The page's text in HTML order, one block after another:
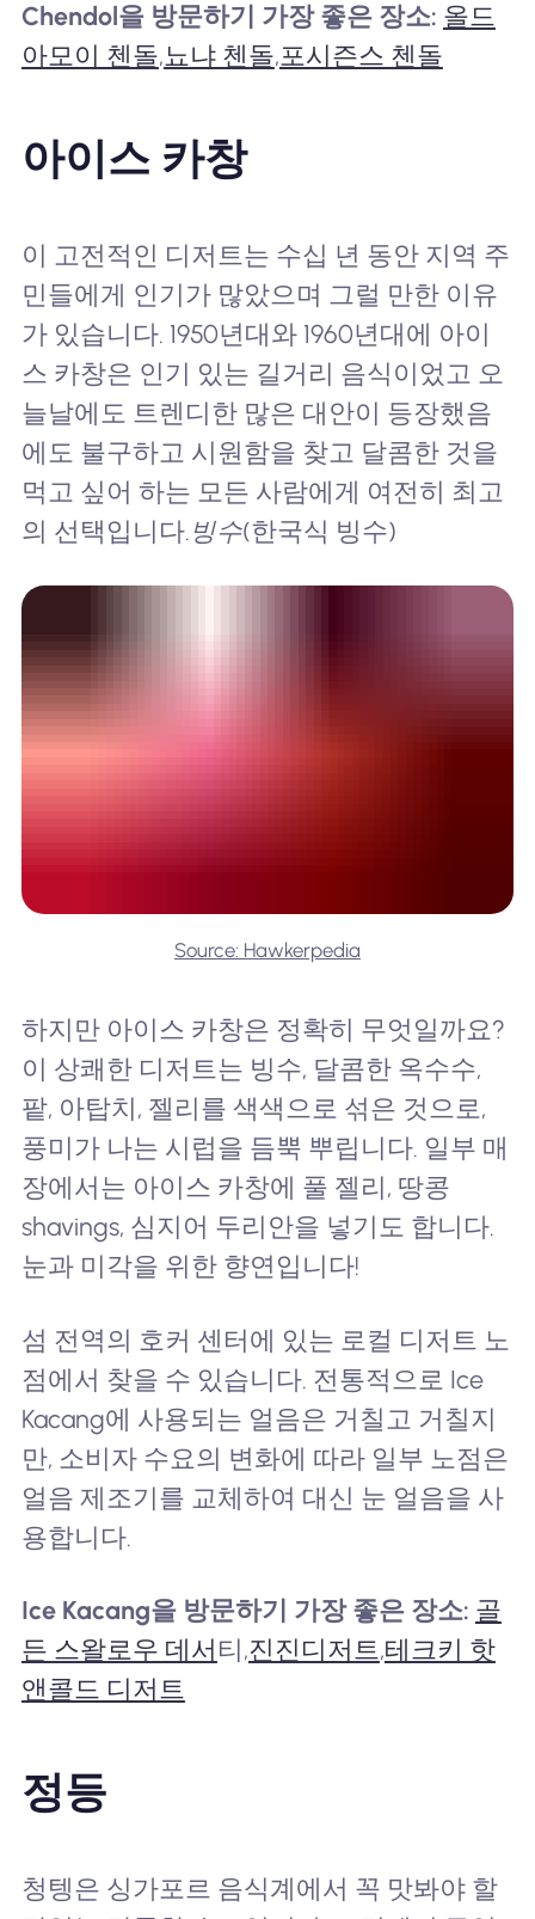
Chendol을 방문하기 가장 좋은 장소: 올드
아모이 첸돌,뇨냐 첸돌,포시즌스 첸돌
아이스 카창
이 고전적인 디저트는 수십 년 동안 지역 주
민들에게 인기가 많았으며 그럴 만한 이유
가 있습니다. 1950년대와 1960년대에 아이
스 카창은 인기 있는 길거리 음식이었고 오
늘날에도 트렌디한 많은 대안이 등장했음
에도 불구하고 시원함을 찾고 달콤한 것을
먹고 싶어 하는 모든 사람에게 여전히 최고
의 선택입니다. 빙수(한국식 빙수)
Source: Hawkerpedia
하지만 아이스 카창은 정확히 무엇일까요?
이 상쾌한 디저트는 빙수, 달콤한 옥수수,
팥, 아탑치, 젤리를 색색으로 섞은 것으로,
풍미가 나는 시럽을 듬뿍 뿌립니다. 일부 매
장에서는 아이스 카창에 풀 젤리, 땅콩
shavings, 심지어 두리안을 넣기도 합니다.
눈과 미각을 위한 향연입니다!
섬 전역의 호커 센터에 있는 로컬 디저트 노
점에서 찾을 수 있습니다. 전통적으로 Ice
Kacang에 사용되는 얼음은 거칠고 거칠지
만, 소비자 수요의 변화에 따라 일부 노점은
얼음 제조기를 교체하여 대신 눈 얼음을 사
용합니다.
Ice Kacang을 방문하기 가장 좋은 장소: 골
든 스왈로우 데서 티,진진디저트,테크키 핫
앤콜드 디저트
정등
청텡은 싱가포르 음식계에서 꼭 맛봐야 할